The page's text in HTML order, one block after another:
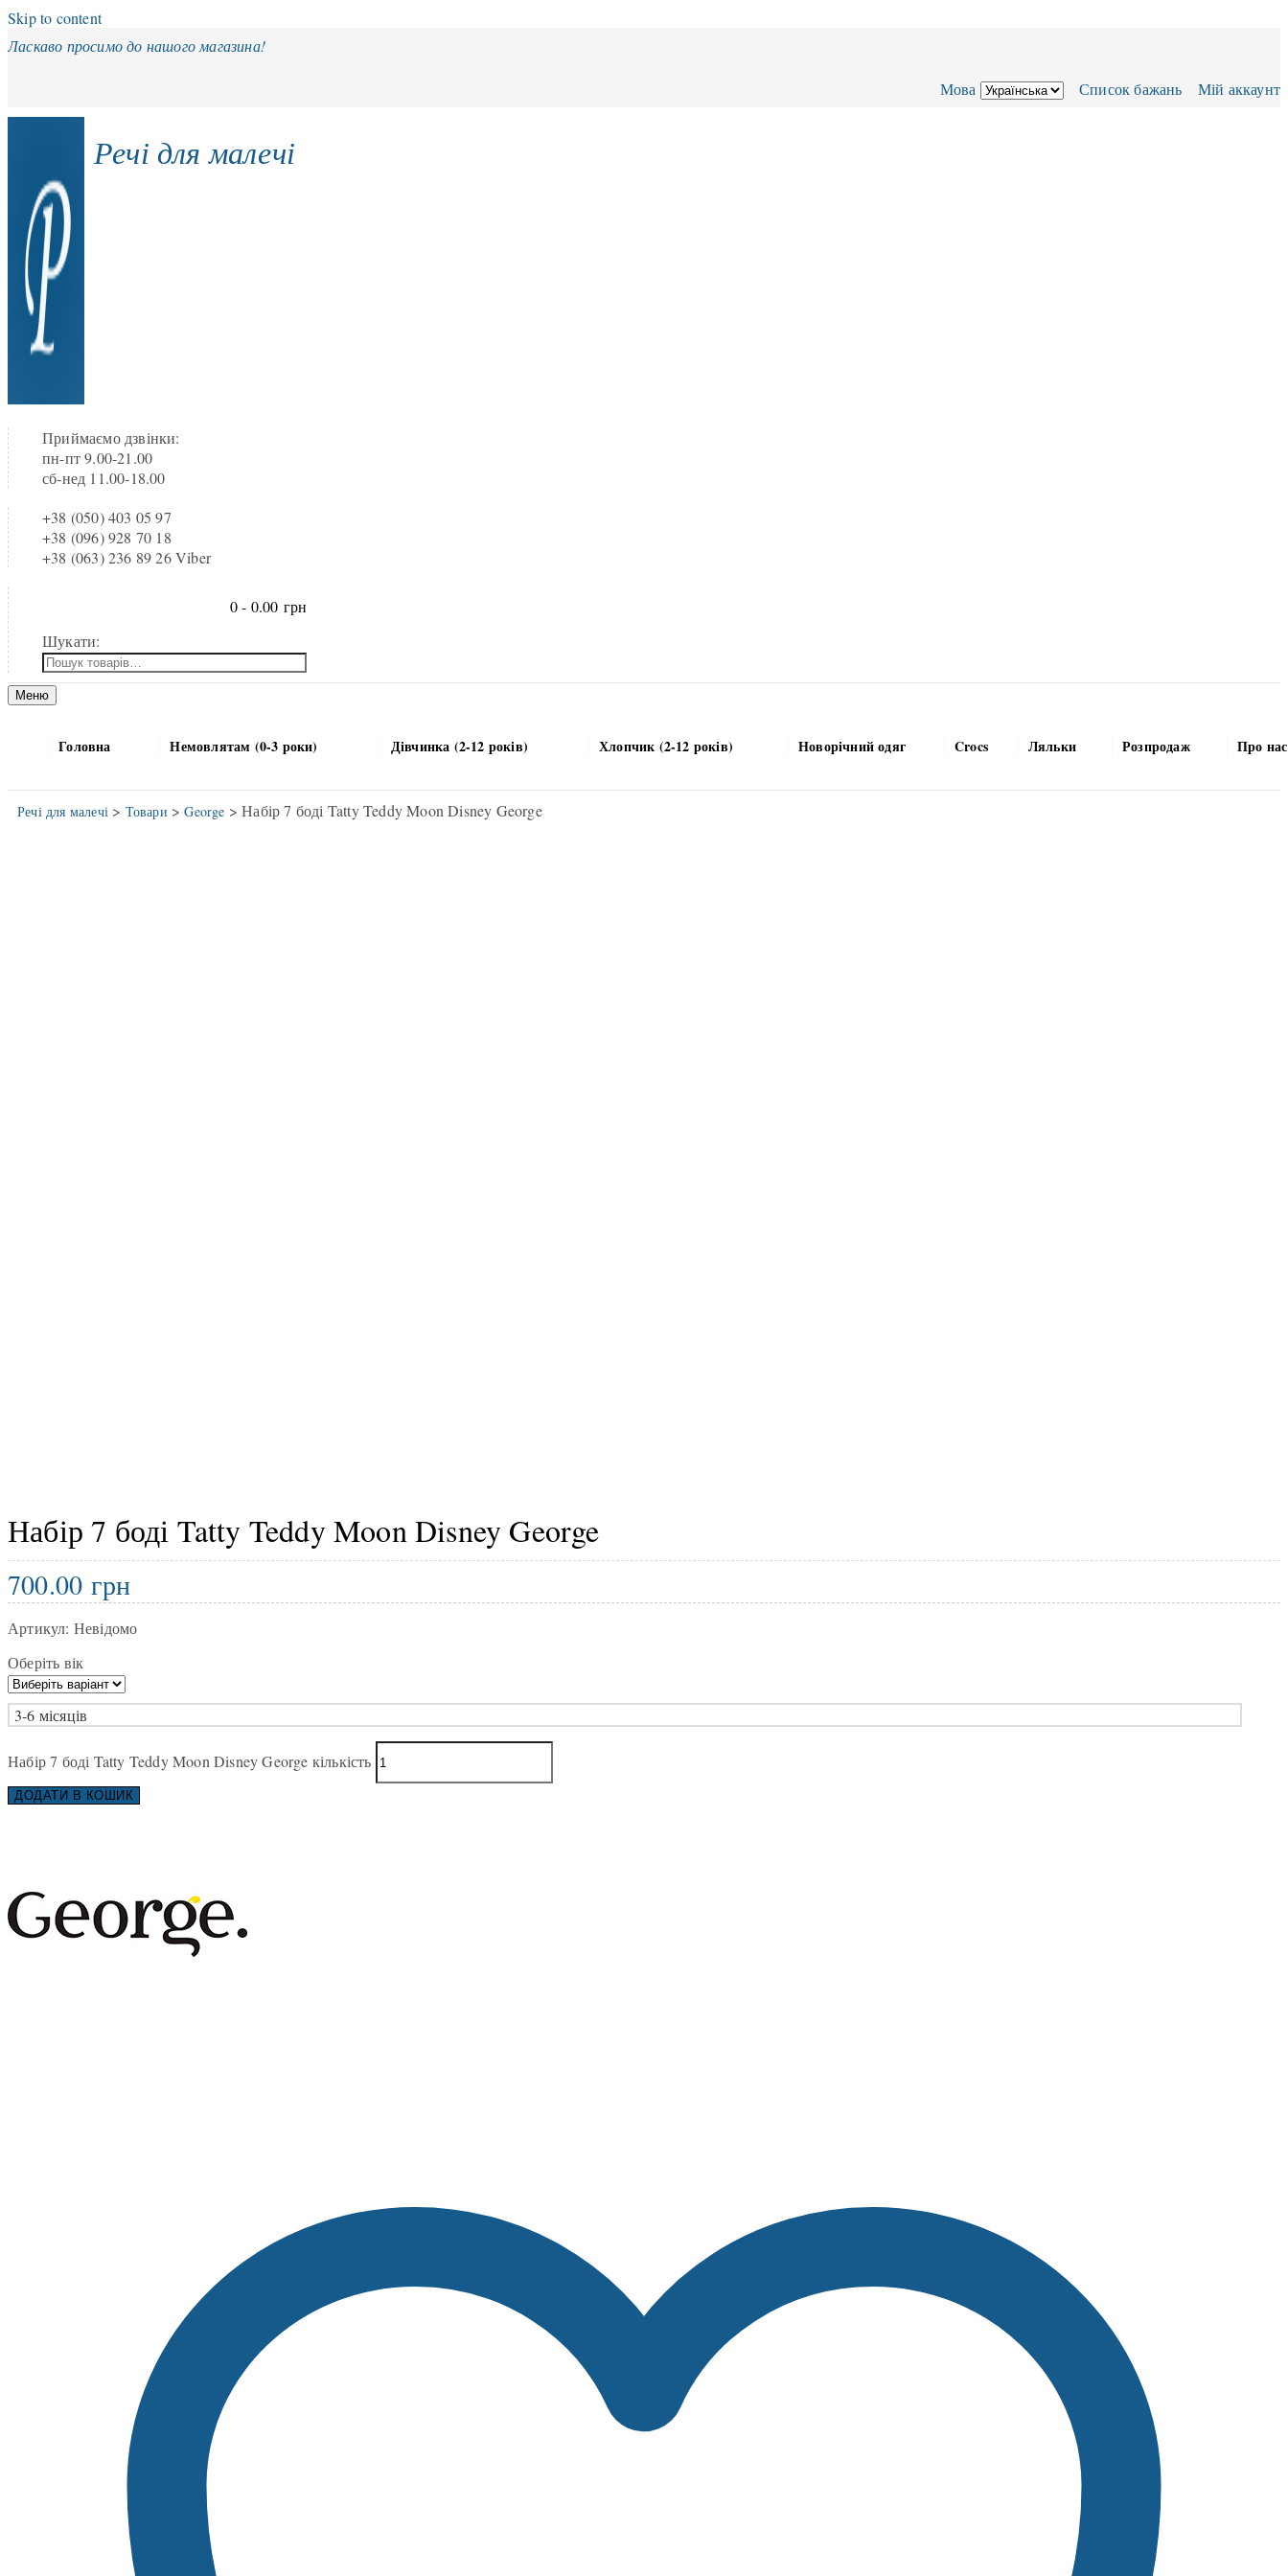
Skip to content
Ласкаво просимо до нашого магазина!
Мова Список бажань Мій аккаунт
Речі для малечі
Приймаємо дзвінки:
пн-пт 9.00-21.00
сб-нед 11.00-18.00
+38 (050) 403 05 97
+38 (096) 928 70 18
+38 (063) 236 89 26 Viber
0 - 0.00 грн
Шукати:
Меню
Головна Немовлятам (0-3 роки) Дівчинка (2-12 років) Хлопчик (2-12 років) Новорічний одяг Crocs Ляльки Розпродаж Про нас
Речі для малечі > Товари >George > Набір 7 боді Tatty Teddy Moon Disney George
Набір 7 боді Tatty Teddy Moon Disney George
700.00грн
Артикул: Невідомо
Оберіть вік
3-6 місяців
Набір 7 боді Tatty Teddy Moon Disney George кількість
ДОДАТИ В КОШИК